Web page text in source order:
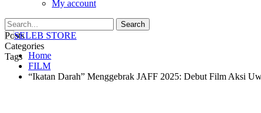
My account
Posts
Categories
Tags Home
FILM
“Ikatan Darah” Menggebrak JAFF 2025: Debut Film Aksi